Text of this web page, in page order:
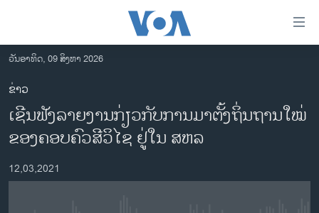
ເຂົ້າ
ຫາ
ຂ້າມ
ຂ້າມ
ຂ້າມ
ໄປ
ຫາ
ຊອກ
ອາເມຣິກາ
ການເລືອກຕັ້ງ ປະທານາທີບໍດີ ສະຫະລັດ 2024
ຂ່າວ​ຈີນ
ວັນອາທິດ, 09 ສິງຫາ 2026
ຂ່າວ
ເຊີນຟັງລາຍງານກ່ຽວກັບການມາຕັ້ງຖິ່ນຖານໃໝ່
ຂອງຄອບຄົວສີວິໄຊ ຢູ່ໃນ ສຫລ
12,03,2021